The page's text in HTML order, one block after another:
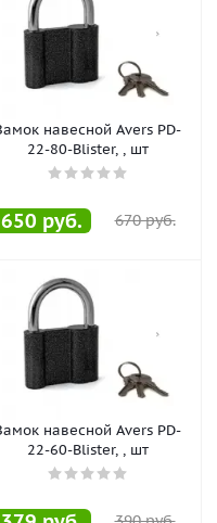
навесной Avers PD-
22-80-Blister, , шт
650 руб. 670руб.
навесной Avers PD-
22-60-Blister, , шт